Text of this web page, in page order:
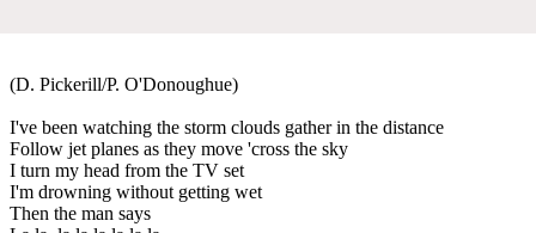
(D. Pickerill/P. O'Donoughue)
I've been watching the storm clouds gather in the distance
Follow jet planes as they move 'cross the sky
I turn my head from the TV set
I'm drowning without getting wet
Then the man says